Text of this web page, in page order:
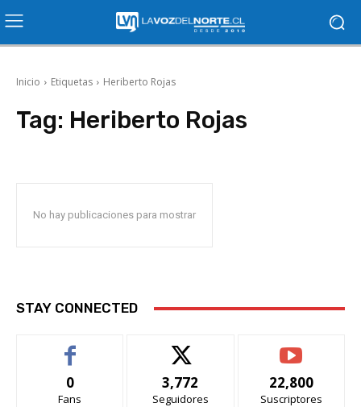
Inicio Etiquetas Heriberto Rojas
Tag: Heriberto Rojas
No hay publicaciones para mostrar
STAY CONNECTED
0
Fans
3,772
Seguidores
22,800
Suscriptores